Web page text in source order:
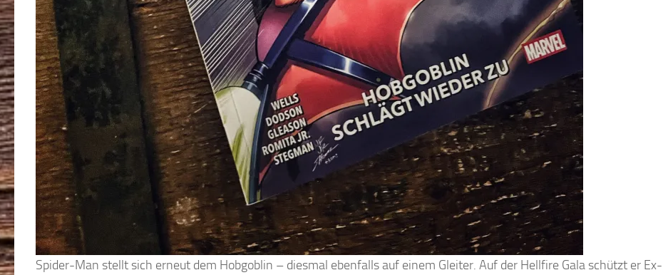
Spider-Man stellt sich erneut dem Hobgoblin – diesmal ebenfalls auf einem Gleiter. Auf der Hellfire Gala schützt er Ex-